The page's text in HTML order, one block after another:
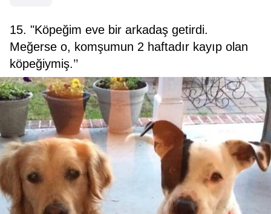
15. "Köpeğim eve bir arkadaş getirdi.
Meğerse o, komşumun 2 haftadır kayıp olan
köpeğiymiş.’’